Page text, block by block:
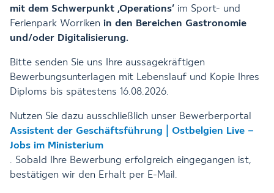
mit dem Schwerpunkt ‚Operations‘ im Sport- und
Ferienpark Worriken in den Bereichen Gastronomie
und/oder Digitalisierung.
Bitte senden Sie uns Ihre aussagekräftigen
Bewerbungsunterlagen mit Lebenslauf und Kopie Ihres
Diploms bis spätestens 16.08.2026.
Nutzen Sie dazu ausschließlich unser Bewerberportal
Assistent der Geschäftsführung | Ostbelgien Live –
Jobs im Ministerium
. Sobald Ihre Bewerbung erfolgreich eingegangen ist,
bestätigen wir den Erhalt per E-Mail.